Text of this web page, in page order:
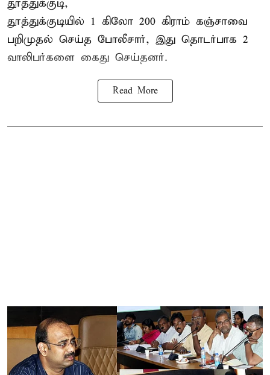
தூத்துக்குடி,
தூத்துக்குடியில் 1 கிலோ 200 கிராம் கஞ்சாவை
பறிமுதல் செய்த போலீசார், இது தொடர்பாக 2
வாலிபர்களை கைது செய்தனர்.
Read More